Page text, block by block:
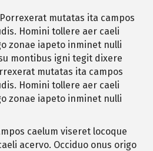
mutatas ita campos
Homini tollere aer caeli
zonae iapeto inminet nulli
montibus igni tegit dixere
mutatas ita campos
Homini tollere aer caeli
zonae iapeto inminet nulli
caelum viseret locoque
acervo. Occiduo onus origo